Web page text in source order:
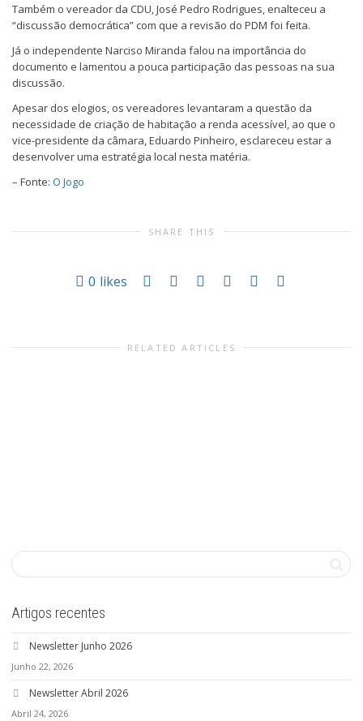
Também o vereador da CDU, José Pedro Rodrigues, enalteceu a
“discussão democrática” com que a revisão do PDM foi feita.
Já o independente Narciso Miranda falou na importância do
documento e lamentou a pouca participação das pessoas na sua
discussão.
Apesar dos elogios, os vereadores levantaram a questão da
necessidade de criação de habitação a renda acessível, ao que o
vice-presidente da câmara, Eduardo Pinheiro, esclareceu estar a
desenvolver uma estratégia local nesta matéria.
– Fonte: O Jogo
SHARE THIS
0 likes
RELATED ARTICLES
Artigos recentes
Newsletter Junho 2026
Junho 22, 2026
Newsletter Abril 2026
Abril 24, 2026